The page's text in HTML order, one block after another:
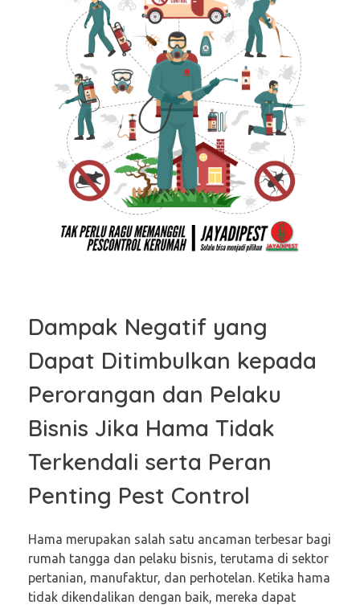
Dampak Negatif yang
Dapat Ditimbulkan kepada
Perorangan dan Pelaku
Bisnis Jika Hama Tidak
Terkendali serta Peran
Penting Pest Control
Hama merupakan salah satu ancaman terbesar bagi
rumah tangga dan pelaku bisnis, terutama di sektor
pertanian, manufaktur, dan perhotelan. Ketika hama
tidak dikendalikan dengan baik, mereka dapat